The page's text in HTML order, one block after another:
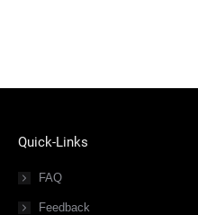
Quick-Links
FAQ
Feedback